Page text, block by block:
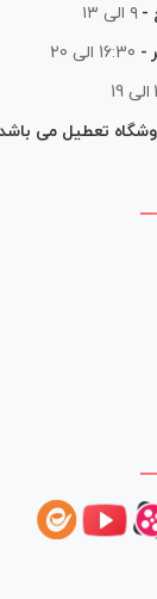
- ۹ الی ۱۳
- 16:30 الی 20
تعطیل می باشد